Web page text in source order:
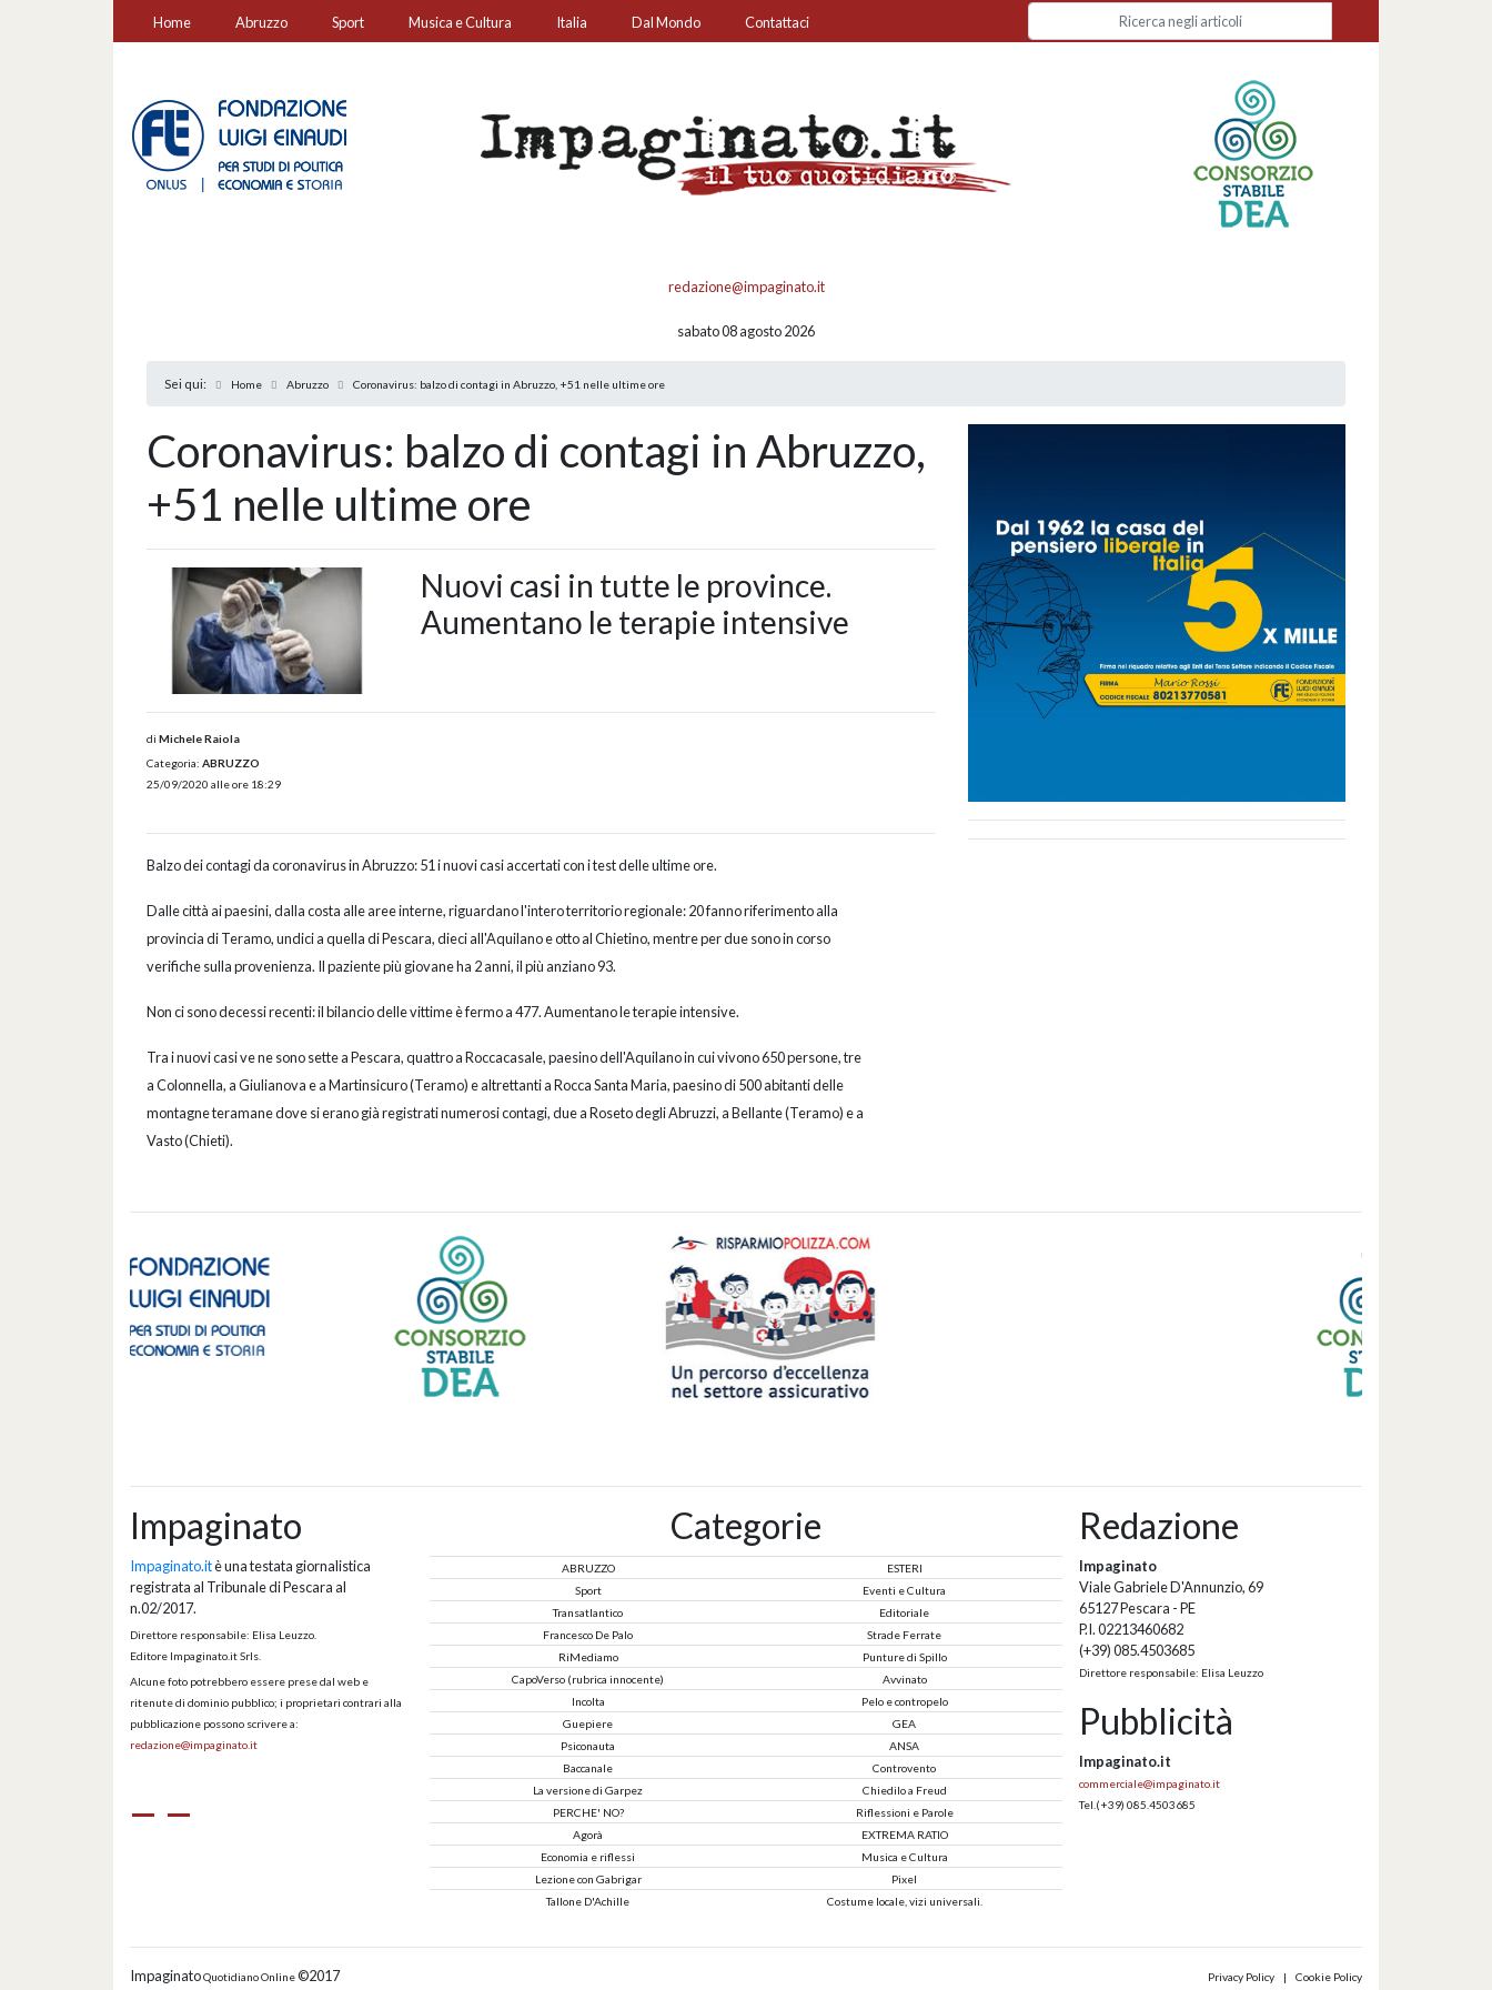
Home Abruzzo Sport Musica e Cultura Italia Dal Mondo Contattaci
redazione@impaginato.it
sabato 08 agosto 2026
Sei qui: Home Abruzzo Coronavirus: balzo di contagi in Abruzzo, +51 nelle ultime ore
Coronavirus: balzo di contagi in Abruzzo,
+51 nelle ultime ore
Nuovi casi in tutte le province.
Aumentano le terapie intensive
di Michele Raiola
Categoria: ABRUZZO
25/09/2020 alle ore 18:29
Balzo dei contagi da coronavirus in Abruzzo: 51 i nuovi casi accertati con i test delle ultime ore.
Dalle città ai paesini, dalla costa alle aree interne, riguardano l'intero territorio regionale: 20 fanno riferimento alla
provincia di Teramo, undici a quella di Pescara, dieci all'Aquilano e otto al Chietino, mentre per due sono in corso
verifiche sulla provenienza. Il paziente più giovane ha 2 anni, il più anziano 93.
Non ci sono decessi recenti: il bilancio delle vittime è fermo a 477. Aumentano le terapie intensive.
Tra i nuovi casi ve ne sono sette a Pescara, quattro a Roccacasale, paesino dell'Aquilano in cui vivono 650 persone, tre
a Colonnella, a Giulianova e a Martinsicuro (Teramo) e altrettanti a Rocca Santa Maria, paesino di 500 abitanti delle
montagne teramane dove si erano già registrati numerosi contagi, due a Roseto degli Abruzzi, a Bellante (Teramo) e a
Vasto (Chieti).
Impaginato
Impaginato.itè una testata giornalistica
registrata al Tribunale di Pescara al
n.02/2017.
Direttore responsabile: Elisa Leuzzo.
Editore Impaginato.it Srls.
Alcune foto potrebbero essere prese dal web e
ritenute di dominio pubblico; i proprietari contrari alla
pubblicazione possono scrivere a:
redazione@impaginato.it
Categorie
ABRUZZO
ESTERI
Sport
Eventi e Cultura
Transatlantico
Editoriale
Francesco De Palo
Strade Ferrate
RiMediamo
Punture di Spillo
CapoVerso (rubrica innocente)
Avvinato
Incolta
Pelo e contropelo
Guepiere
GEA
Psiconauta
ANSA
Baccanale
Controvento
La versione di Garpez
Chiedilo a Freud
PERCHE' NO?
Riflessioni e Parole
Agorà
EXTREMA RATIO
Economia e riflessi
Musica e Cultura
Lezione con Gabrigar
Pixel
Tallone D'Achille
Costume locale, vizi universali.
Redazione
Impaginato
Viale Gabriele D'Annunzio, 69
65127 Pescara - PE
P.I. 02213460682
(+39) 085.4503685
Direttore responsabile: Elisa Leuzzo
Pubblicità
Impaginato.it
commerciale@impaginato.it
Tel. (+39) 085.4503685
ImpaginatoQuotidiano Online©2017 Privacy Policy | Cookie Policy